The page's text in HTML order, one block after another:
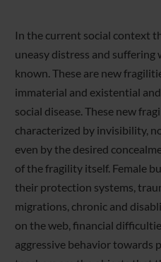
In the current social context
uneasy distress and
known. These are new
immaterial and existential
social disease. These new
characterized by invisibility,
even by the desired
of the fragility itself. Female
their protection systems,
migrations, chronic and
on the web, financial
aggressive behavior towards